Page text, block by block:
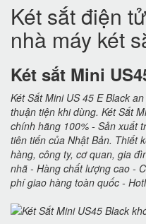
Két sắt điện
nhà máy két
Két sắt Mini
Két Sắt Mini US 45 E Black
thuận tiện khi dùng. Két Sắt
chính hãng 100% - Sản xuất
tiên tiến của Nhật Bản. Thiết
hàng, công ty, cơ quan, gia
nhã - Hàng chất lượng cao -
phí giao hàng toàn quốc -